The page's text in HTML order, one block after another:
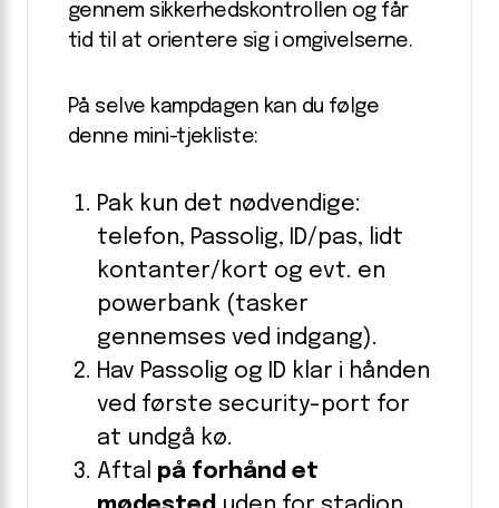
gennem sikkerhedskontrollen og får
tid til at orientere sig i omgivelserne.
På selve kampdagen kan du følge
denne mini-tjekliste:
Pak kun det nødvendige:
telefon, Passolig, ID/pas, lidt
kontanter/kort og evt. en
powerbank (tasker
gennemses ved indgang).
Hav Passolig og ID klar i hånden
ved første security-port for
at undgå kø.
Aftal på forhånd et